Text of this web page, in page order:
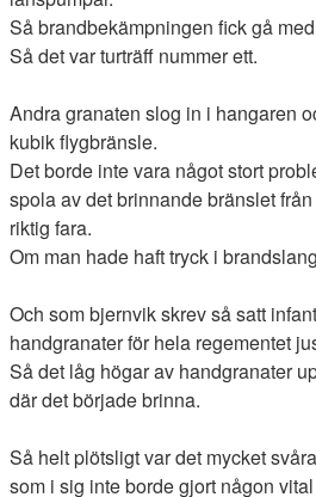
Så brandbekämpningen fick gå
Så det var turträff nummer ett.
Andra granaten slog in i hangaren
kubik flygbränsle.
Det borde inte vara något stort
spola av det brinnande bränslet
riktig fara.
Om man hade haft tryck i
Och som bjernvik skrev så satt
handgranater för hela regementet
Så det låg högar av handgranater
där det började brinna.
Så helt plötsligt var det mycket
som i sig inte borde gjort någon